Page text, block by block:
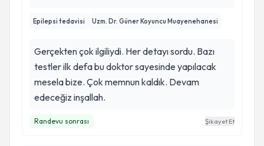
Epilepsi tedavisi Uzm. Dr. Güner Koyuncu Muayenehanesi
Gerçekten çok ilgiliydi. Her detayı sordu. Bazı
testler ilk defa bu doktor sayesinde yapılacak
mesela bize. Çok memnun kaldık. Devam
edeceğiz inşallah.
Randevu sonrası Şikayet Et